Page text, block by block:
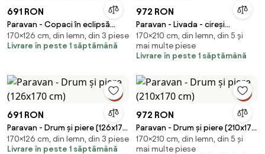
691 RON
Paravan - Copaci în eclipsă
(126x170 cm)
170×126 cm, din lemn, din 3 piese
Livrare în peste 1 săptămână
972 RON
Paravan - Livada - cireși
(210x170 cm)
170×210 cm, din lemn, din 5 și
mai multe piese
Livrare în peste 1 săptămână
691 RON
Paravan - Drum și piere (126x170
cm)
170×126 cm, din lemn, din 3 piese
Livrare în peste 1 săptămână
972 RON
Paravan - Drum și piere (210x170
cm)
170×210 cm, din lemn, din 5 și
mai multe piese